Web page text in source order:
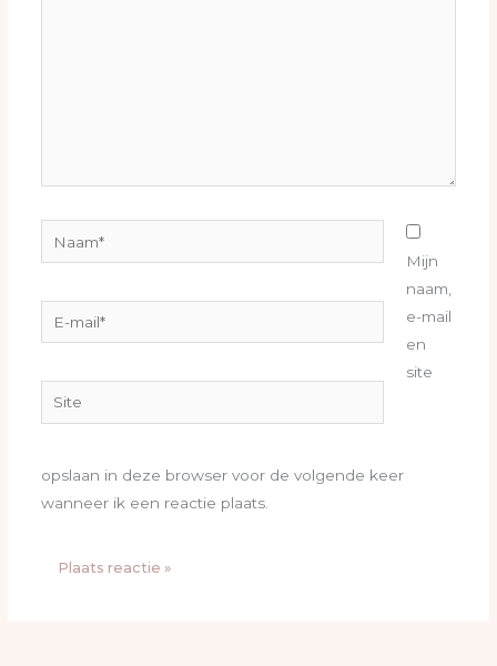
mail*
Site
Mijn
naam,
e-mail
en
site
opslaan in deze browser voor de volgende keer
wanneer ik een reactie plaats.